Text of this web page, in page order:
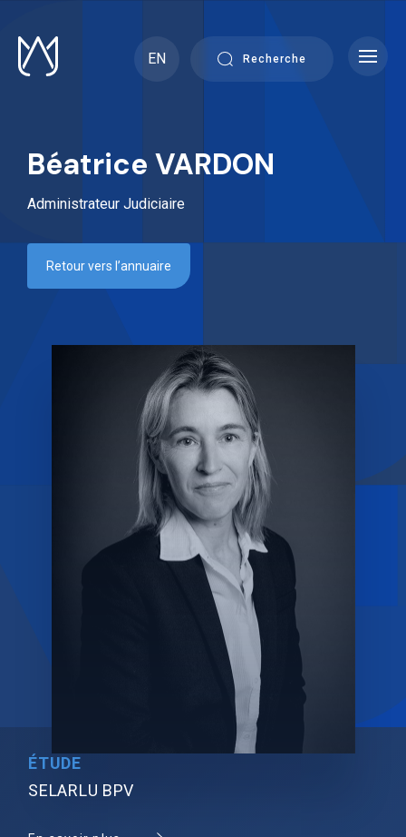
content
EN
Recherche
Béatrice VARDON
Administrateur Judiciaire
Retour vers l’annuaire
ÉTUDE
SELARLU BPV